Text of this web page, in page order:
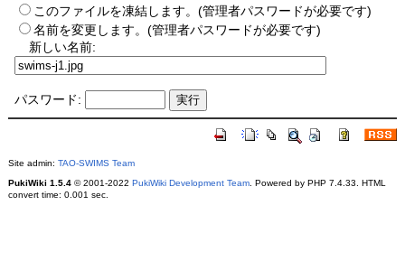
このファイルを凍結します。(管理者パスワードが必要です)
名前を変更します。(管理者パスワードが必要です)
新しい名前:
パスワード:
Site admin: TAO-SWIMS Team
PukiWiki 1.5.4© 2001-2022 PukiWiki Development Team. Powered by PHP 7.4.33. HTML
convert time: 0.001 sec.